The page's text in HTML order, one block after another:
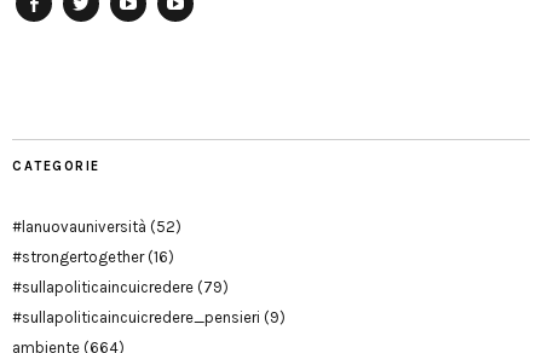
CATEGORIE
#lanuovauniversità (52)
#strongertogether(16)
#sullapoliticaincuicredere (79)
#sullapoliticaincuicredere_pensieri (9)
ambiente (664)